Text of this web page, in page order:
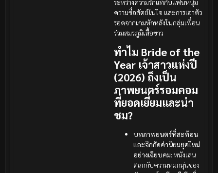
ระหว่างความรักแท้กับแฟนหนุ่ม
ความซื่อสัตย์ในใจ และการเอาตัว
รอดจากเกมหักหลังในกลุ่มเพื่อน
ร่วมสมรภูมิเสื้อขาว
ทำไม Bride of the
Year เจ้าสาวแห่งปี
(2026) ถึงเป็น
ภาพยนตร์รอมคอม
ที่ยอดเยี่ยมและน่า
ชม?
บทภาพยนตร์ที่สะท้อน
และจิกกัดค่านิยมยุคใหม่
อย่างเฉียบคม: หนังเล่น
ตลกกับความหมกมุ่นของ